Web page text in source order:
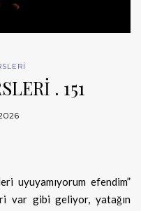
. 151
uyuyamıyorum efendim”
var gibi geliyor, yatağın